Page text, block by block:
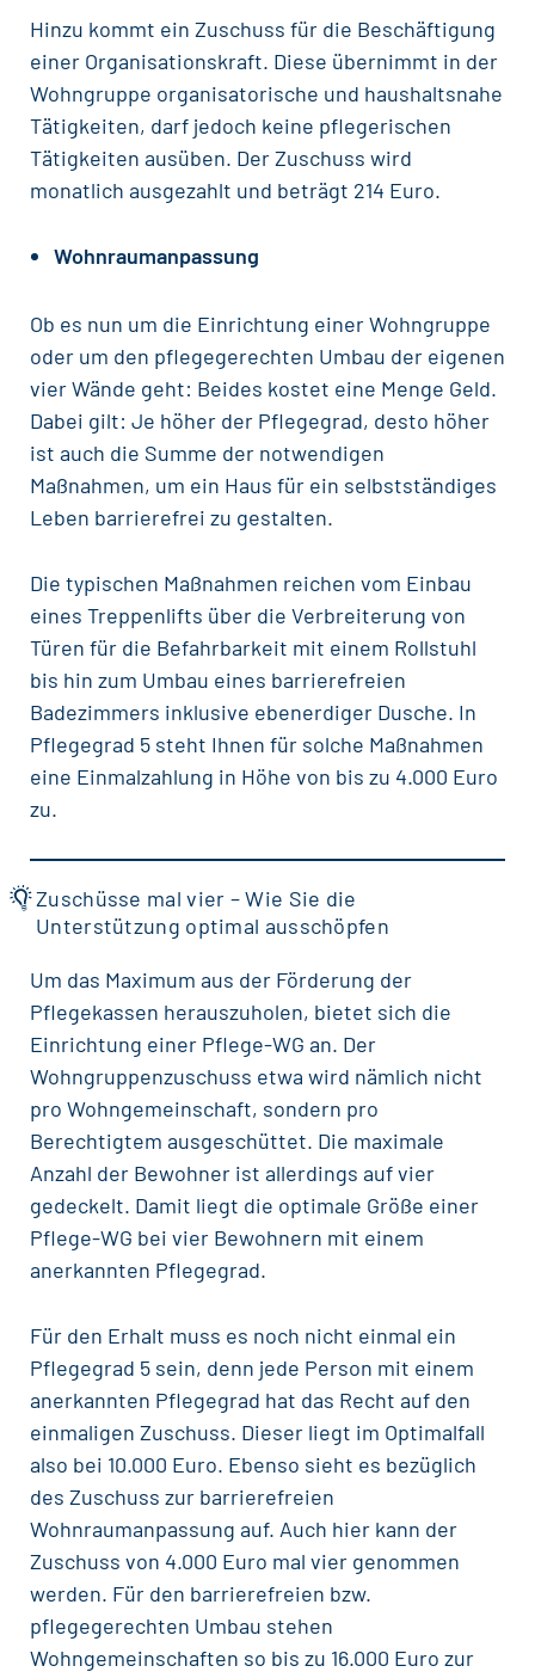
Hinzu kommt ein Zuschuss für die Beschäftigung
einer Organisationskraft. Diese übernimmt in der
Wohngruppe organisatorische und haushaltsnahe
Tätigkeiten, darf jedoch keine pflegerischen
Tätigkeiten ausüben. Der Zuschuss wird
monatlich ausgezahlt und beträgt 214 Euro.
Wohnraumanpassung
Ob es nun um die Einrichtung einer Wohngruppe
oder um den pflegegerechten Umbau der eigenen
vier Wände geht: Beides kostet eine Menge Geld.
Dabei gilt: Je höher der Pflegegrad, desto höher
ist auch die Summe der notwendigen
Maßnahmen, um ein Haus für ein selbstständiges
Leben barrierefrei zu gestalten.
Die typischen Maßnahmen reichen vom Einbau
eines Treppenlifts über die Verbreiterung von
Türen für die Befahrbarkeit mit einem Rollstuhl
bis hin zum Umbau eines barrierefreien
Badezimmers inklusive ebenerdiger Dusche. In
Pflegegrad 5 steht Ihnen für solche Maßnahmen
eine Einmalzahlung in Höhe von bis zu 4.000 Euro
zu.
Zuschüsse mal vier – Wie Sie die
Unterstützung optimal ausschöpfen
Um das Maximum aus der Förderung der
Pflegekassen herauszuholen, bietet sich die
Einrichtung einer Pflege-WG an. Der
Wohngruppenzuschuss etwa wird nämlich nicht
pro Wohngemeinschaft, sondern pro
Berechtigtem ausgeschüttet. Die maximale
Anzahl der Bewohner ist allerdings auf vier
gedeckelt. Damit liegt die optimale Größe einer
Pflege-WG bei vier Bewohnern mit einem
anerkannten Pflegegrad.
Für den Erhalt muss es noch nicht einmal ein
Pflegegrad 5 sein, denn jede Person mit einem
anerkannten Pflegegrad hat das Recht auf den
einmaligen Zuschuss. Dieser liegt im Optimalfall
also bei 10.000 Euro. Ebenso sieht es bezüglich
des Zuschuss zur barrierefreien
Wohnraumanpassung auf. Auch hier kann der
Zuschuss von 4.000 Euro mal vier genommen
werden. Für den barrierefreien bzw.
pflegegerechten Umbau stehen
Wohngemeinschaften so bis zu 16.000 Euro zur